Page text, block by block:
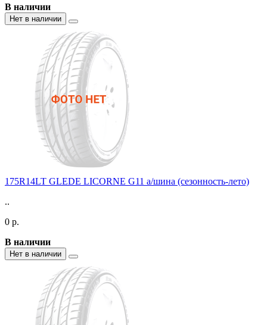
В наличии
Нет в наличии
175R14LT GLEDE LICORNE G11 а/шина (сезонность-лето)
..
0 р.
В наличии
Нет в наличии